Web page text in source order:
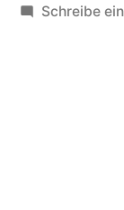
von
Schreibe